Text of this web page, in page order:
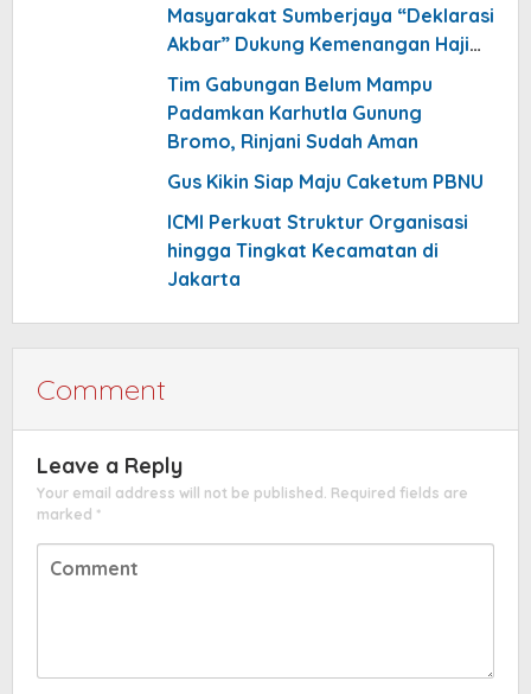
Masyarakat Sumberjaya “Deklarasi
Akbar” Dukung Kemenangan Haji
Dulloh Syafe’i Jadi Kepala Desa
Tim Gabungan Belum Mampu
Padamkan Karhutla Gunung
Bromo, Rinjani Sudah Aman
Gus Kikin Siap Maju Caketum PBNU
ICMI Perkuat Struktur Organisasi
hingga Tingkat Kecamatan di
Jakarta
Comment
Leave a Reply
Your email address will not be published. Required fields are
marked *